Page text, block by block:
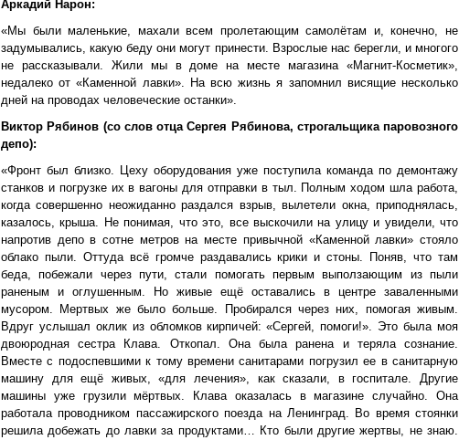
Аркадий Нарон:
«Мы были маленькие, махали всем пролетающим самолётам и, конечно, не
задумывались, какую беду они могут принести. Взрослые нас берегли, и многого
не рассказывали. Жили мы в доме на месте магазина «Магнит-Косметик»,
недалеко от «Каменной лавки». На всю жизнь я запомнил висящие несколько
дней на проводах человеческие останки».
Виктор Рябинов (со слов отца Сергея Рябинова, строгальщика паровозного
депо):
«Фронт был близко. Цеху оборудования уже поступила команда по демонтажу
станков и погрузке их в вагоны для отправки в тыл. Полным ходом шла работа,
когда совершенно неожиданно раздался взрыв, вылетели окна, приподнялась,
казалось, крыша. Не понимая, что это, все выскочили на улицу и увидели, что
напротив депо в сотне метров на месте привычной «Каменной лавки» стояло
облако пыли. Оттуда всё громче раздавались крики и стоны. Поняв, что там
беда, побежали через пути, стали помогать первым выползающим из пыли
раненым и оглушенным. Но живые ещё оставались в центре заваленными
мусором. Мертвых же было больше. Пробирался через них, помогая живым.
Вдруг услышал оклик из обломков кирпичей: «Сергей, помоги!». Это была моя
двоюродная сестра Клава. Откопал. Она была ранена и теряла сознание.
Вместе с подоспевшими к тому времени санитарами погрузил ее в санитарную
машину для ещё живых, «для лечения», как сказали, в госпитале. Другие
машины уже грузили мёртвых. Клава оказалась в магазине случайно. Она
работала проводником пассажирского поезда на Ленинград. Во время стоянки
решила добежать до лавки за продуктами… Кто были другие жертвы, не знаю.